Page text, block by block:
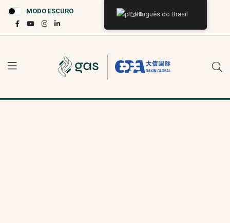
MODO ESCURO Português do Brasil